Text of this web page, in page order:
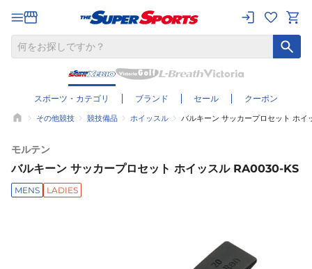
スポーツ・カテゴリ ブランド セール クーポン
その他競技 競技備品 ホイッスル バルキーン サッカープロセット ホ
モルテン
バルキーン サッカープロセット ホイッスル RA0030-KS
MENS LADIES